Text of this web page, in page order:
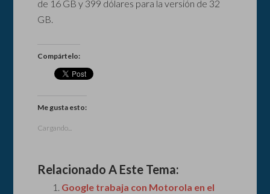
de 16 GB y 399 dólares para la versión de 32
GB.
Compártelo:
Me gusta esto:
Cargando...
Relacionado A Este Tema:
Google trabaja con Motorola en el